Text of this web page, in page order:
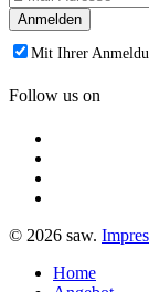
Mit Ihrer
Follow us on
© 2026 saw.
Home